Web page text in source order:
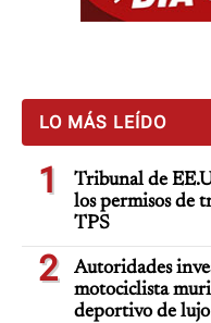
LO MÁS LEÍDO
1
Tribunal de
los permisos de
TPS
2
Autoridades
motociclista
deportivo de lujo